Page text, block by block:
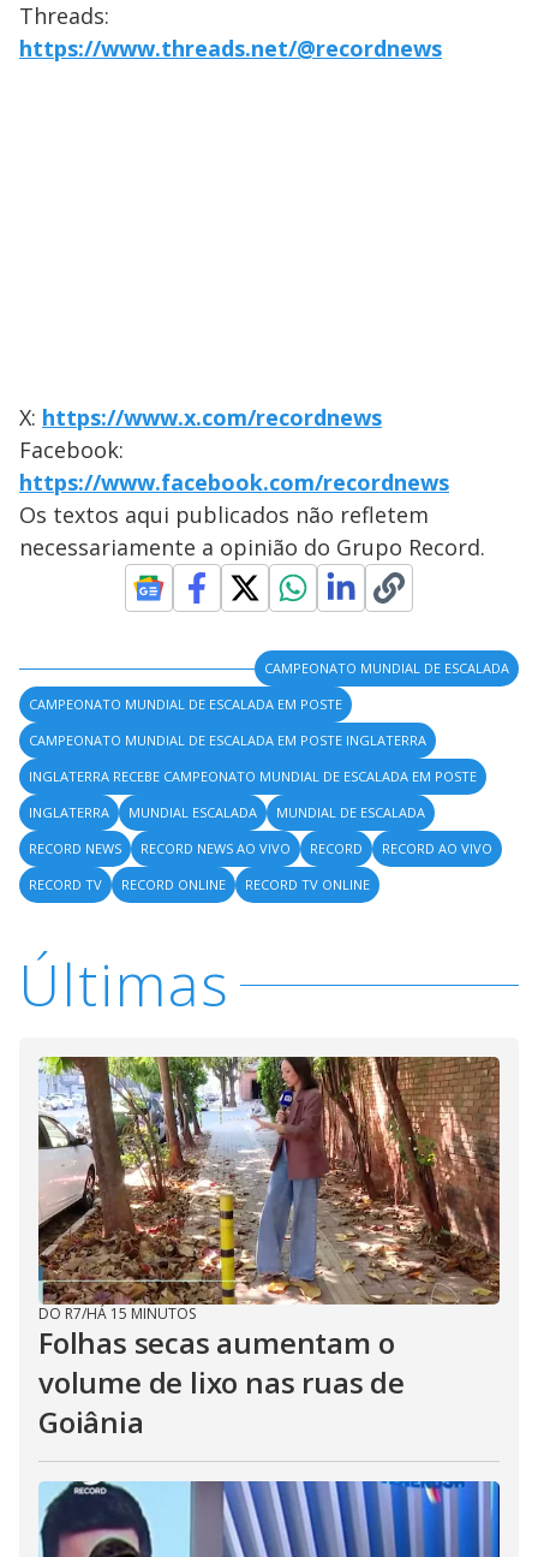
Threads:
https://www.threads.net/@recordnews
X: https://www.x.com/recordnews
Facebook:
https://www.facebook.com/recordnews
Os textos aqui publicados não refletem
necessariamente a opinião do Grupo Record.
CAMPEONATO MUNDIAL DE ESCALADA
CAMPEONATO MUNDIAL DE ESCALADA EM POSTE
CAMPEONATO MUNDIAL DE ESCALADA EM POSTE INGLATERRA
INGLATERRA RECEBE CAMPEONATO MUNDIAL DE ESCALADA EM POSTE
INGLATERRA
MUNDIAL ESCALADA
MUNDIAL DE ESCALADA
RECORD NEWS
RECORD NEWS AO VIVO RECORD
RECORD AO VIVO
RECORD TV
RECORD ONLINE RECORD TV ONLINE
Últimas
DO R7/HÁ 15 MINUTOS
Folhas secas aumentam o
volume de lixo nas ruas de
Goiânia